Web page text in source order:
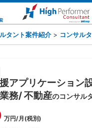
タント案件紹介 > コンサル
アプリケーション
務/ 不動産のコンサル
万円/月(税別)